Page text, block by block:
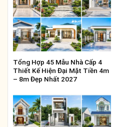
Tổng Hợp 45 Mẫu Nhà Cấp 4
Thiết Kế Hiện Đại Mặt Tiền 4m
– 8m Đẹp Nhất 2027